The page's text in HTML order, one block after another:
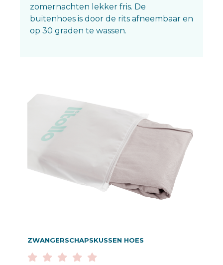
zomernachten lekker fris. De
buitenhoes is door de rits afneembaar en
op 30 graden te wassen.
ZWANGERSCHAPSKUSSEN HOES